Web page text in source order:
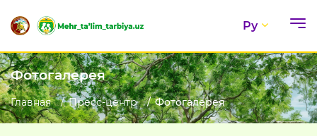
Ру
Фотогалерея
Главная Пресс-центр Фотогалерея